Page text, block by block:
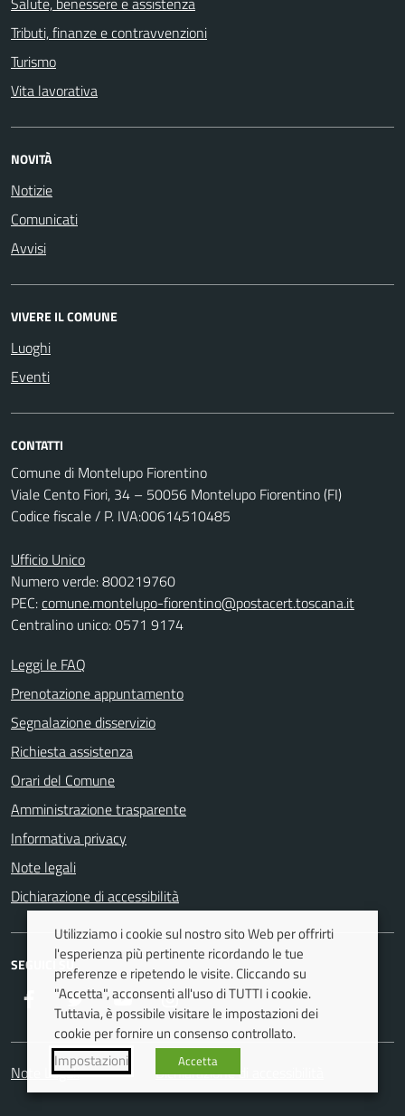
Tributi, finanze e contravvenzioni
Turismo
Vita lavorativa
NOVITÀ
Notizie
Comunicati
Avvisi
VIVERE IL COMUNE
Luoghi
Eventi
CONTATTI
Comune di Montelupo Fiorentino
Viale Cento Fiori, 34 – 50056 Montelupo Fiorentino (FI)
Codice fiscale / P. IVA:00614510485
Ufficio Unico
Numero verde: 800219760
PEC:comune.montelupo-fiorentino@postacert.toscana.it
Centralino unico: 0571 9174
Leggi le FAQ
Prenotazione appuntamento
Segnalazione disservizio
Richiesta assistenza
Orari del Comune
Amministrazione trasparente
Informativa privacy
Note legali
Dichiarazione di accessibilità
SEGUICI SU
FacebookTwitter YoutubeInstagram
Note Legali Dichiarazione di accessibilità
Utilizziamo i cookie sul nostro sito Web per offrirti
l'esperienza più pertinente ricordando le tue
preferenze e ripetendo le visite. Cliccando su
"Accetta", acconsenti all'uso di TUTTI i cookie.
Tuttavia, è possibile visitare le impostazioni dei
cookie per fornire un consenso controllato.
Impostazioni
Accetta